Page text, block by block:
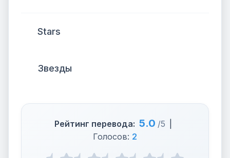
Stars
Звезды
Рейтинг перевода: 5.0 /5
Голосов: 2